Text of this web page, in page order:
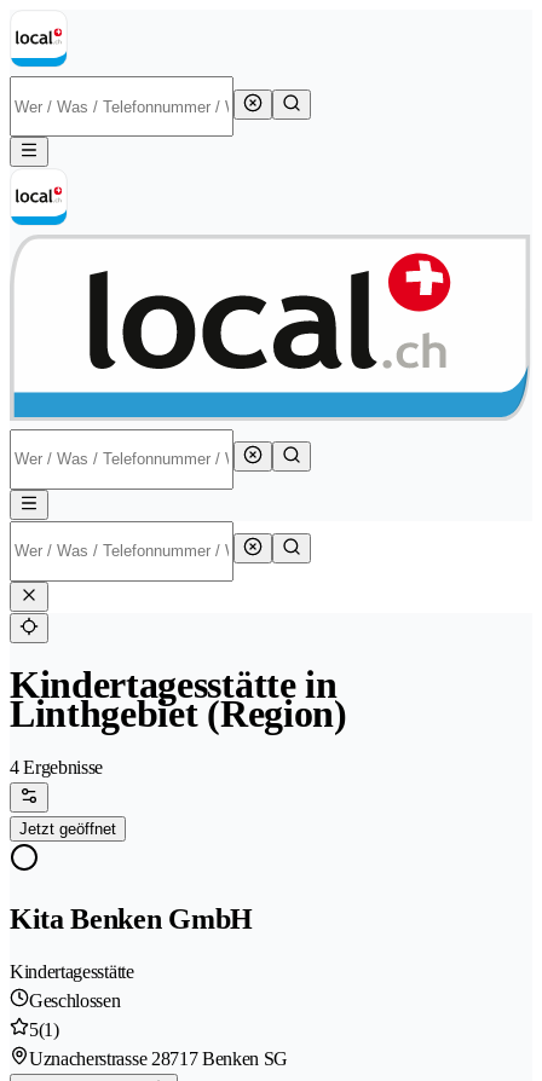
Kindertagesstätte in
Linthgebiet (Region)
4 Ergebnisse
Jetzt geöffnet
Kita Benken GmbH
Kindertagesstätte
Geschlossen
5(1)
Uznacherstrasse 28717 Benken SG